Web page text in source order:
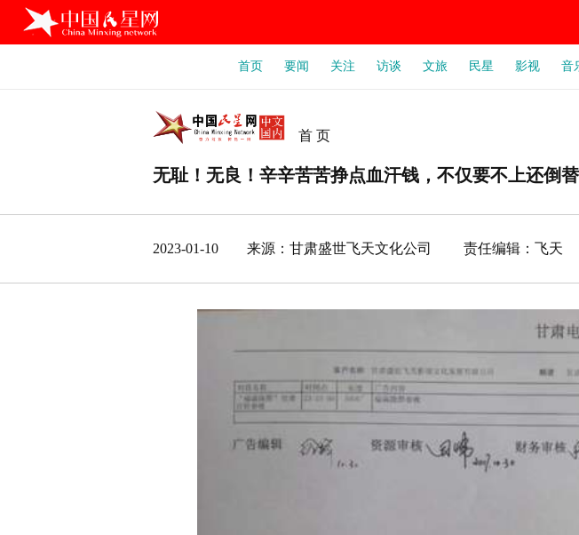
首页 要闻 关注 访谈 文旅 民星 影视 音
首 页
无耻！无良！辛辛苦苦挣点血汗钱，不仅要不上还倒
2023-01-10 来源：甘肃盛世飞天文化公司 责任编辑：飞天